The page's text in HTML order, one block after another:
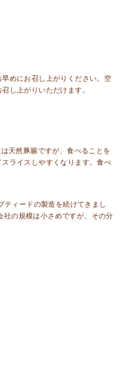
めにお召し上がりください。空
し上がりいただけます。
天然豚腸ですが、食べることを
ライスしやすくなります。食べ
ィードの製造を続けてきまし
の規模は小さめですが、その分